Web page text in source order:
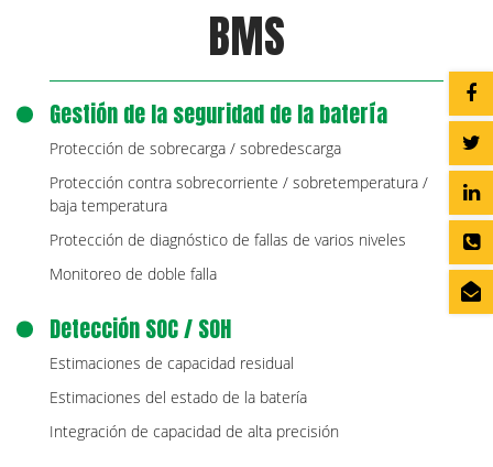
BMS
Gestión de la seguridad de la batería
Protección de sobrecarga / sobredescarga
Protección contra sobrecorriente / sobretemperatura /
baja temperatura
Protección de diagnóstico de fallas de varios niveles
Monitoreo de doble falla
Detección SOC / SOH
Estimaciones de capacidad residual
Estimaciones del estado de la batería
Integración de capacidad de alta precisión